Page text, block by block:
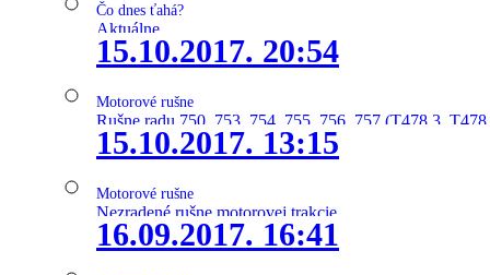
Čo dnes ťahá?
Aktuálne
15.10.2017. 20:54
Motorové rušne
Rušne radu 750, 753, 754, 755, 756, 757 (T478.3,
15.10.2017. 13:15
Motorové rušne
Nezradené rušne motorovej trakcie
16.09.2017. 16:41